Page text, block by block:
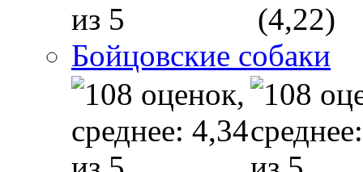
(4,22)
Бойцовские собаки